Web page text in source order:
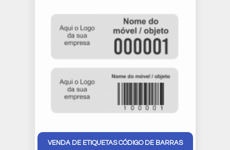
VENDA DE ETIQUETAS CÓDIGO DE BARRAS